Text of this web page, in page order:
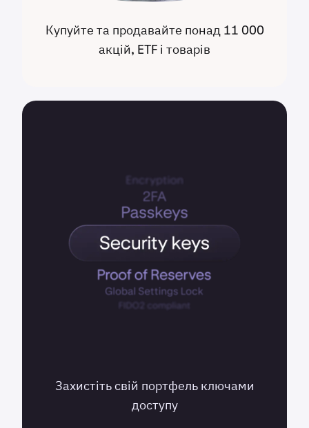
Купуйте та продавайте понад 11 000
акцій, ETF і товарів
Захистіть свій портфель ключами
доступу